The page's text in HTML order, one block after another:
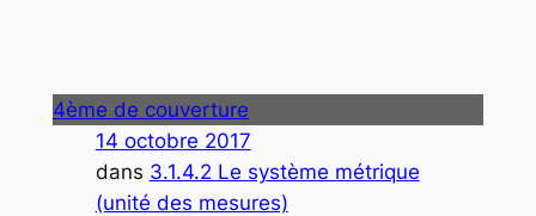
4ème de couverture
14 octobre 2017
dans 3.1.4.2 Le système métrique
(unité des mesures)